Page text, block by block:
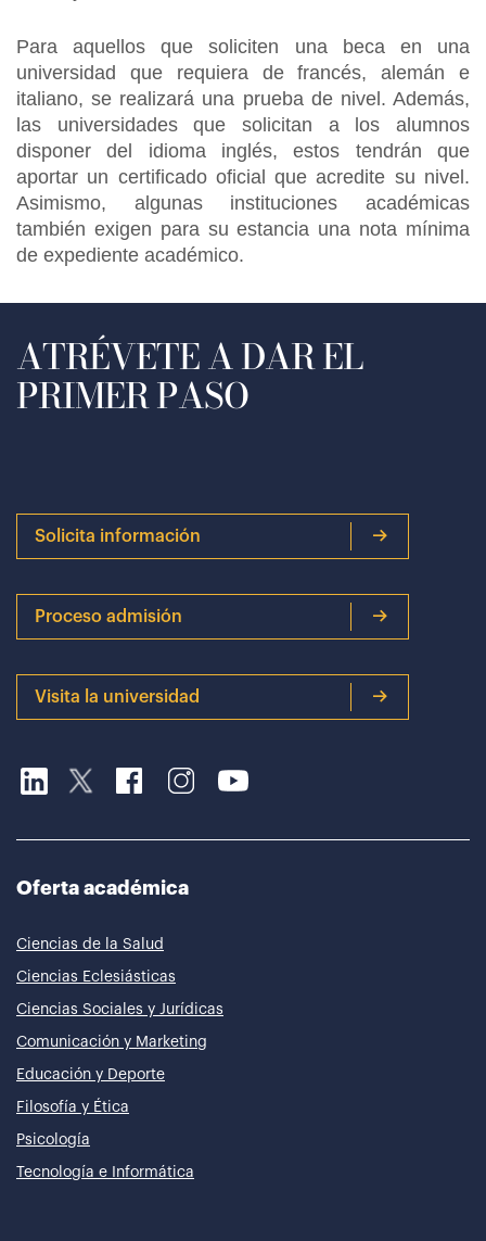
Para aquellos que soliciten una beca en una
universidad que requiera de francés, alemán e
italiano, se realizará una prueba de nivel. Además,
las universidades que solicitan a los alumnos
disponer del idioma inglés, estos tendrán que
aportar un certificado oficial que acredite su nivel.
Asimismo, algunas instituciones académicas
también exigen para su estancia una nota mínima
de expediente académico.
ATRÉVETE A DAR EL
PRIMER PASO
Solicita información
Proceso admisión
Visita la universidad
Oferta académica
Ciencias de la Salud
Ciencias Eclesiásticas
Ciencias Sociales y Jurídicas
Comunicación y Marketing
Educación y Deporte
Filosofía y Ética
Psicología
Tecnología e Informática